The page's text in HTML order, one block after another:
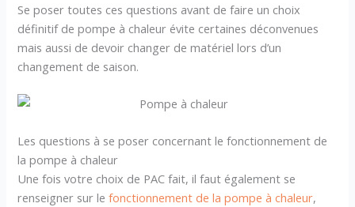
Se poser toutes ces questions avant de faire un choix
définitif de pompe à chaleur évite certaines déconvenues
mais aussi de devoir changer de matériel lors d’un
changement de saison.
Les questions à se poser concernant le fonctionnement de
la pompe à chaleur
Une fois votre choix de PAC fait, il faut également se
renseigner sur lefonctionnement de la pompe à chaleur,